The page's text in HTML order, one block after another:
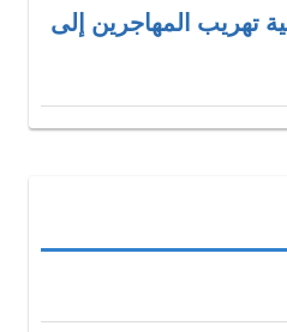
تهريب المهاجرين إلى